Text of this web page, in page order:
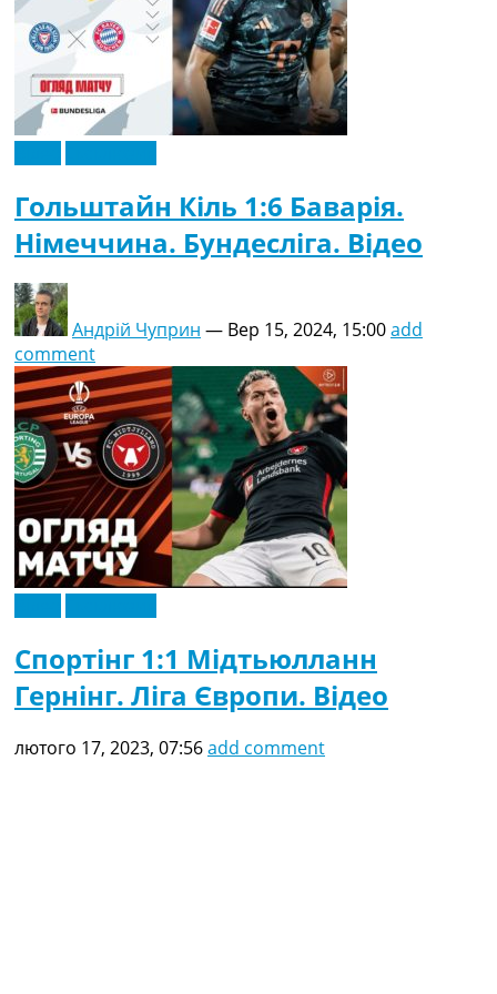
Гольштайн Кіль 1:6 Баварія.
Німеччина. Бундесліга. Відео
Андрій Чуприн — Вер 15, 2024, 15:00add
comment
Спортінг 1:1 Мідтьюлланн
Гернінг. Ліга Європи. Відео
лютого 17, 2023, 07:56add comment